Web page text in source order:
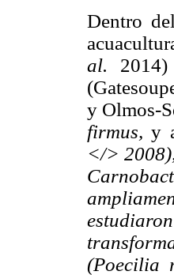
Dentro
al. 2014)
y Olmos-
firmus, y
</>
(Poecilia